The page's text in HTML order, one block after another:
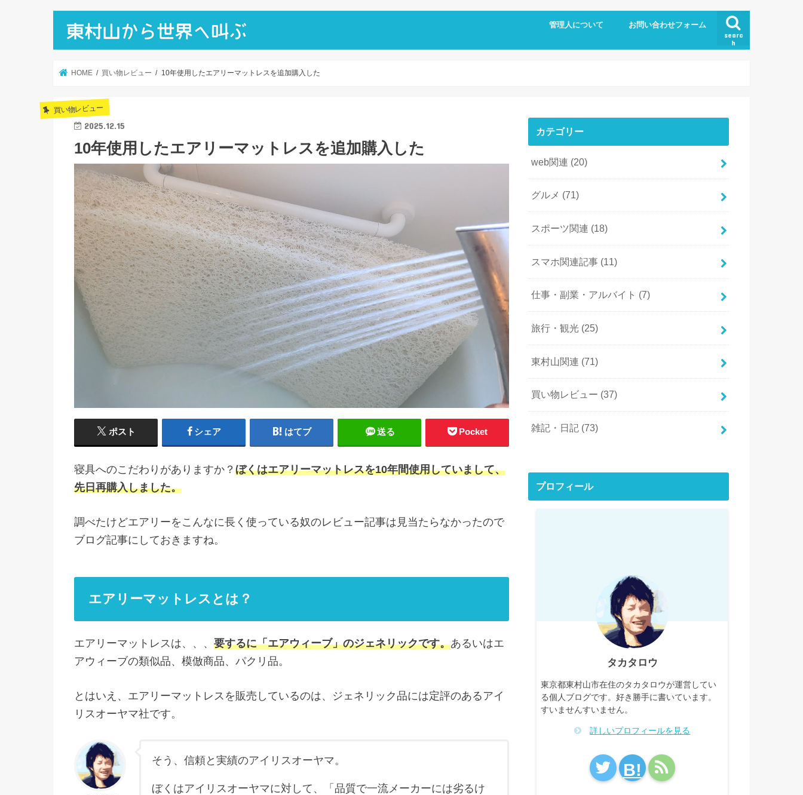
searc
h
管理人について お問い合わせフォーム
HOME 買い物レビュー 10年使用したエアリーマットレスを追加購入した
買い物レビュー
2025.12.15
10年使用したエアリーマットレスを追加購入した
ポスト シェア はてブ 送る Pocket
寝具へのこだわりがありますか？ ぼくはエアリーマットレスを10年間使用していまして、
先日再購入しました。
調べたけどエアリーをこんなに長く使っている奴のレビュー記事は見当たらなかったので
ブログ記事にしておきますね。
エアリーマットレスとは？
エアリーマットレスは、、、 要するに「エアウィーブ」のジェネリックです。あるいはエ
アウィーブの類似品、模倣商品、パクリ品。
とはいえ、エアリーマットレスを販売しているのは、ジェネリック品には定評のあるアイ
リスオーヤマ社です。
そう、信頼と実績のアイリスオーヤマ。
ぼくはアイリスオーヤマに対して、「品質で一流メーカーには劣るけ
カテゴリー
web関連 (20)
グルメ (71)
スポーツ関連 (18)
スマホ関連記事 (11)
仕事・副業・アルバイト (7)
旅行・観光 (25)
東村山関連 (71)
買い物レビュー (37)
雑記・日記 (73)
プロフィール
タカタロウ
東京都東村山市在住のタカタロウが運営してい
る個人ブログです。好き勝手に書いています。
すいませんすいません。
詳しいプロフィールを見る
B!